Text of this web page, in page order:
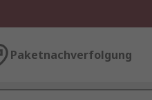
Paketnachverfolgung